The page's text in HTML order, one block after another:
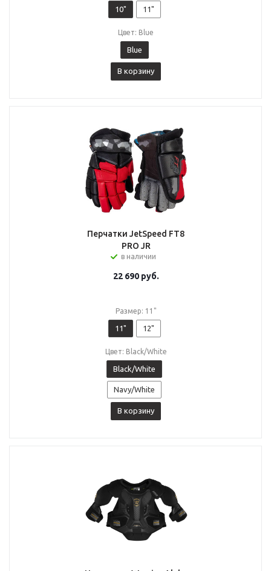
10" 11"
Цвет: Blue
Blue
В корзину
Перчатки JetSpeed FT8
PRO JR
в наличии
22 690руб.
Размер: 11"
11" 12"
Цвет: Black/White
Black/White
Navy/White
В корзину